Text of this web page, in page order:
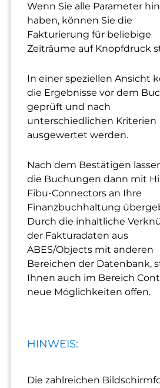
Wenn Sie alle Parameter
haben, können Sie die
Fakturierung für beliebige
Zeiträume auf Knopfdruck
In einer speziellen Ansicht
die Ergebnisse vor dem
geprüft und nach
unterschiedlichen Kriterien
ausgewertet werden.
Nach dem Bestätigen
die Buchungen dann mit
Fibu-Connectors an Ihre
Finanzbuchhaltung
Durch die inhaltliche
der Fakturadaten aus
ABES/Objects mit anderen
Bereichen der Datenbank,
Ihnen auch im Bereich
neue Möglichkeiten offen.
HINWEIS:
Die zahlreichen